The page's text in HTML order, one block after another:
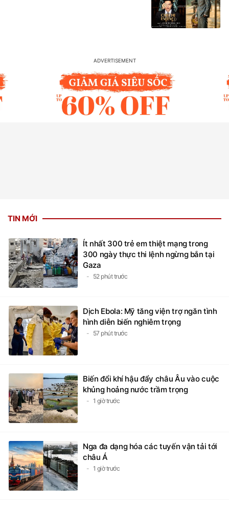
TIN MỚI
Ít nhất 300 trẻ em thiệt mạng trong
300 ngày thực thi lệnh ngừng bắn tại
Gaza
52 phút trước
Dịch Ebola: Mỹ tăng viện trợ ngăn tình
hình diễn biến nghiêm trọng
57 phút trước
Biến đổi khí hậu đẩy châu Âu vào cuộc
khủng hoảng nước trầm trọng
1 giờ trước
Nga đa dạng hóa các tuyến vận tải tới
châu Á
1 giờ trước